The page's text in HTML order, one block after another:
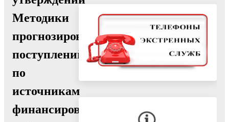
Методики
прогнозирования
поступлений
по
источникам
финансирования